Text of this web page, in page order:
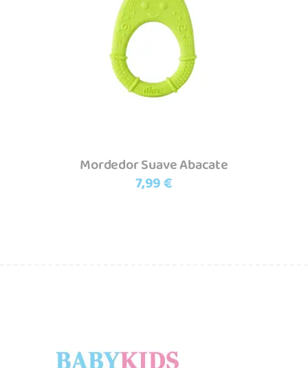
Adicionar
Mordedor Suave Abacate
7,99€